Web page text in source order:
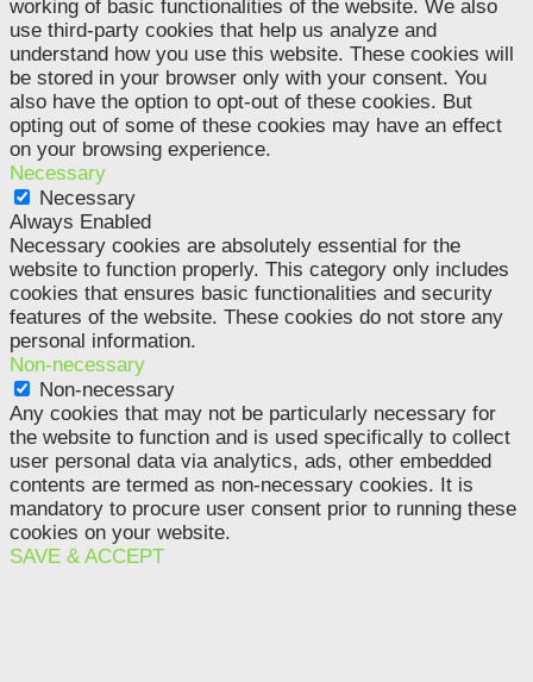
working of basic functionalities of the website. We also
use third-party cookies that help us analyze and
understand how you use this website. These cookies will
be stored in your browser only with your consent. You
also have the option to opt-out of these cookies. But
opting out of some of these cookies may have an effect
on your browsing experience.
Necessary
Necessary
Always Enabled
Necessary cookies are absolutely essential for the
website to function properly. This category only includes
cookies that ensures basic functionalities and security
features of the website. These cookies do not store any
personal information.
Non-necessary
Non-necessary
Any cookies that may not be particularly necessary for
the website to function and is used specifically to collect
user personal data via analytics, ads, other embedded
contents are termed as non-necessary cookies. It is
mandatory to procure user consent prior to running these
cookies on your website.
SAVE & ACCEPT